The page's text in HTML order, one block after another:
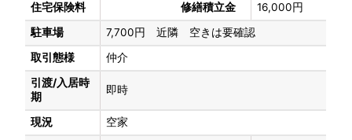
住宅保険料
修繕積立金
16,000円
駐車場
7,700円 近隣 空きは要確認
取引態様
仲介
引渡/入居時
期
即時
現況 空家